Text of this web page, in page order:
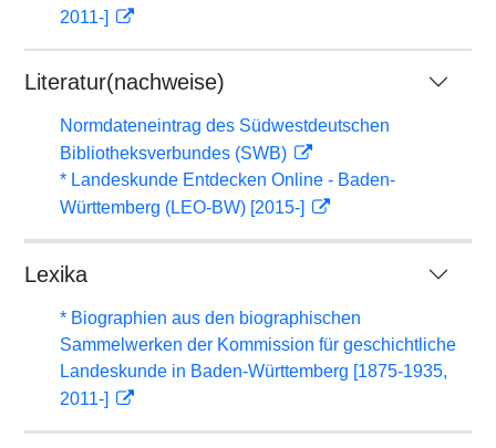
2011-]
Literatur(nachweise)
Normdateneintrag des Südwestdeutschen
Bibliotheksverbundes (SWB)
* Landeskunde Entdecken Online - Baden-
Württemberg (LEO-BW) [2015-]
Lexika
* Biographien aus den biographischen
Sammelwerken der Kommission für geschichtliche
Landeskunde in Baden-Württemberg [1875-1935,
2011-]